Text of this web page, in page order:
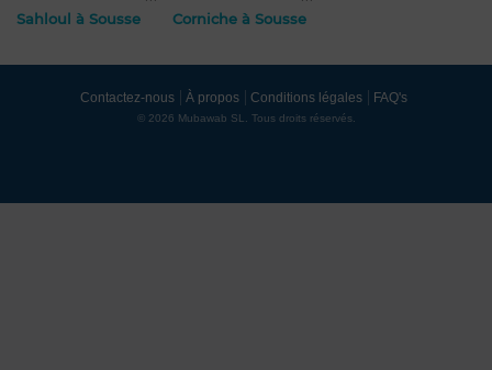
Sahloul à Sousse Corniche à Sousse
Contactez-nous À propos Conditions légales FAQ's
© 2026 Mubawab SL. Tous droits réservés.